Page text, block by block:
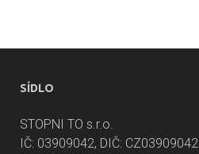
SÍDLO
STOPNI TO s.r.o.
IČ: 03909042, DIČ: CZ03909042